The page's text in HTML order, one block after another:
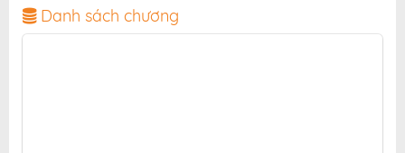
truyện hấp dẫn, tiện lợi, hoàn toàn miễn phí cho độc
giả yêu thích truyện tranh online.
Danh sách chương